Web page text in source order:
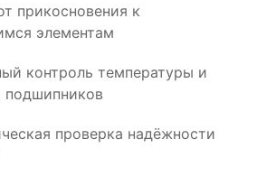
прикосновения к
элементам
контроль температуры и
подшипников
проверка надёжности